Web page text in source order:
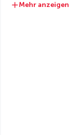
Mehr anzeigen